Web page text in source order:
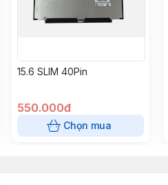
15.6 SLIM 40Pin
550.000đ
Chọn mua